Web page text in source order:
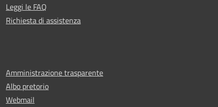
Leggi le FAQ
Richiesta di assistenza
Amministrazione trasparente
Albo pretorio
Webmail